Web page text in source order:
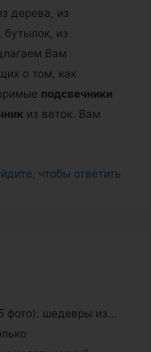
дерева, из
бутылок, из
Вам
о том, как
подсвечники
из веток. Вам
чтобы ответить
фото): шедевры из…